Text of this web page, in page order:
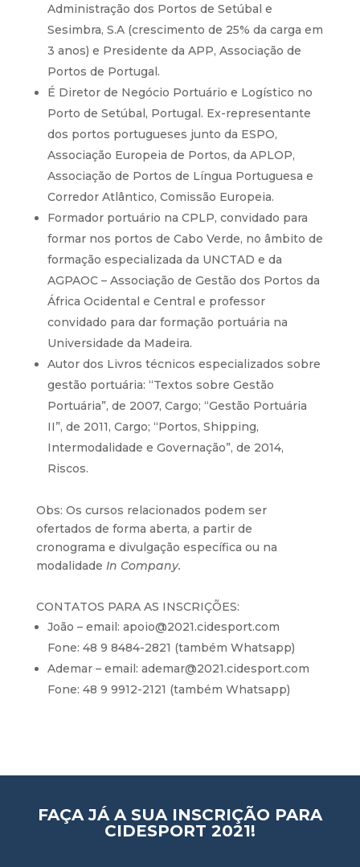
Administração dos Portos de Setúbal e
Sesimbra, S.A (crescimento de 25% da carga em
3 anos) e Presidente da APP, Associação de
Portos de Portugal.
É Diretor de Negócio Portuário e Logístico no
Porto de Setúbal, Portugal. Ex-representante
dos portos portugueses junto da ESPO,
Associação Europeia de Portos, da APLOP,
Associação de Portos de Língua Portuguesa e
Corredor Atlântico, Comissão Europeia.
Formador portuário na CPLP, convidado para
formar nos portos de Cabo Verde, no âmbito de
formação especializada da UNCTAD e da
AGPAOC – Associação de Gestão dos Portos da
África Ocidental e Central e professor
convidado para dar formação portuária na
Universidade da Madeira.
Autor dos Livros técnicos especializados sobre
gestão portuária: “Textos sobre Gestão
Portuária”, de 2007, Cargo; “Gestão Portuária
II”, de 2011, Cargo; “Portos, Shipping,
Intermodalidade e Governação”, de 2014,
Riscos.
Obs: Os cursos relacionados podem ser
ofertados de forma aberta, a partir de
cronograma e divulgação específica ou na
modalidade In Company.
CONTATOS PARA AS INSCRIÇÕES:
João – email: apoio@2021.cidesport.com
Fone: 48 9 8484-2821 (também Whatsapp)
Ademar – email: ademar@2021.cidesport.com
Fone: 48 9 9912-2121 (também Whatsapp)
FAÇA JÁ A SUA INSCRIÇÃO PARA
CIDESPORT 2021!